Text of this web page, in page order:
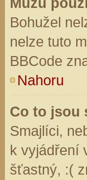
Bohužel
nelze tuto
BBCode
Nahoru
Co to jsou
Smajlíci,
k vyjádření
šťastný, :(